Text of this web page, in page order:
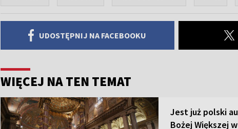
UDOSTĘPNIJ NA FACEBOOKU
WIĘCEJ NA TEN TEMAT
Jest już polski
Bożej Większej